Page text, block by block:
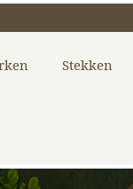
Stekken